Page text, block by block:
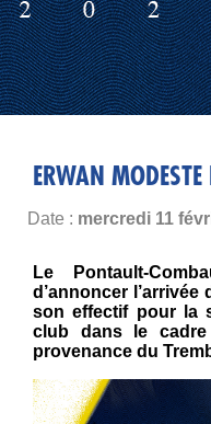
ERWAN
Date : mercredi 11
Le Pontault-
d’annoncer l’arrivée
son effectif pour la
club dans le cadre
provenance du